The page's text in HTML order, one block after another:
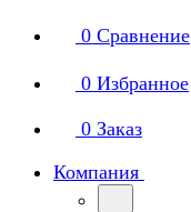
0 Сравнение
0 Избранное
0 Заказ
Компания